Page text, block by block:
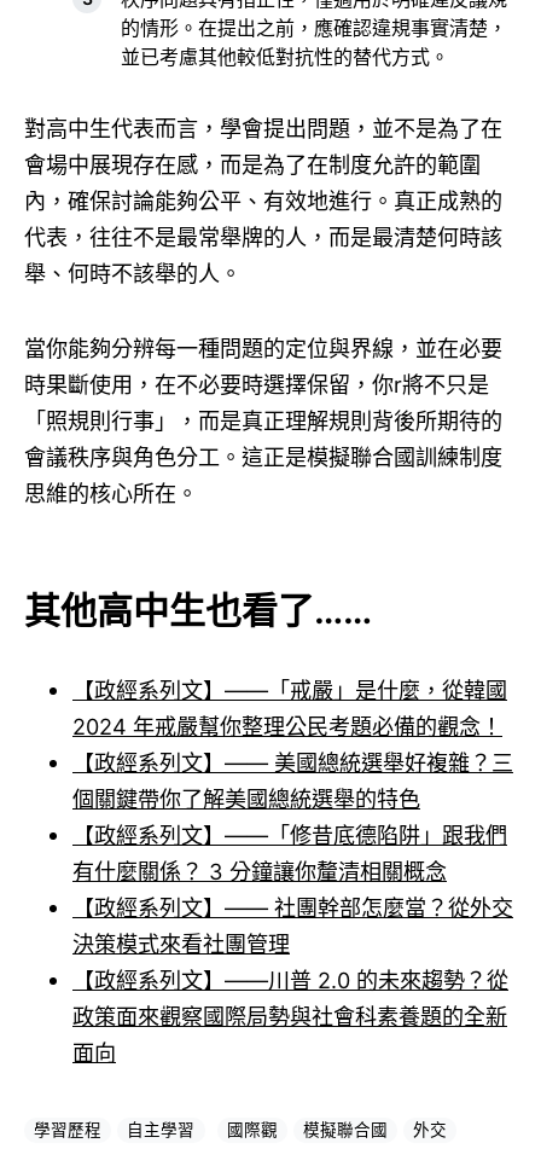
的情形。在提出之前，應確認違規事實清楚，
並已考慮其他較低對抗性的替代方式。
對高中生代表而言，學會提出問題，並不是為了在
會場中展現存在感，而是為了在制度允許的範圍
內，確保討論能夠公平、有效地進行。真正成熟的
代表，往往不是最常舉牌的人，而是最清楚何時該
舉、何時不該舉的人。
當你能夠分辨每一種問題的定位與界線，並在必要
時果斷使用，在不必要時選擇保留，你r將不只是
「照規則行事」，而是真正理解規則背後所期待的
會議秩序與角色分工。這正是模擬聯合國訓練制度
思維的核心所在。
其他高中生也看了……
【政經系列文】——「戒嚴」是什麼，從韓國
2024 年戒嚴幫你整理公民考題必備的觀念！
【政經系列文】—— 美國總統選舉好複雜？三
個關鍵帶你了解美國總統選舉的特色
【政經系列文】——「修昔底德陷阱」跟我們
有什麼關係？ 3 分鐘讓你釐清相關概念
【政經系列文】—— 社團幹部怎麼當？從外交
決策模式來看社團管理
【政經系列文】——川普 2.0 的未來趨勢？從
政策面來觀察國際局勢與社會科素養題的全新
面向
學習歷程 自主學習 國際觀 模擬聯合國 外交